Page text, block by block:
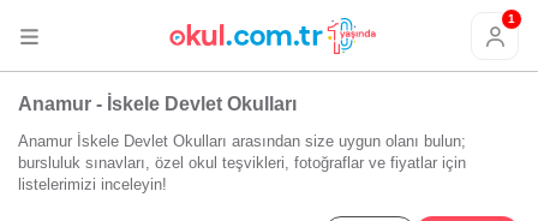
1
Anamur - İskele Devlet Okulları
Anamur İskele Devlet Okulları arasından size uygun olanı bulun;
bursluluk sınavları, özel okul teşvikleri, fotoğraflar ve fiyatlar için
listelerimizi inceleyin!